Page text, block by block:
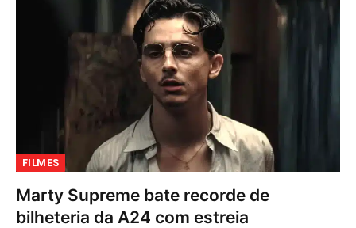
FILMES
Marty Supreme bate recorde de
bilheteria da A24 com estreia